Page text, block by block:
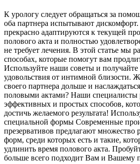
К урологу следует обращаться за
оба партнера испытывают
прекрасно адаптируются к текущей
полового акта и полностью
не требует лечения. В этой статье мы
способах, которые помогут вам
Используйте наши советы и
удовольствия от интимной близости.
своего партнера дольше и
половыми актами? Наши специалисты
эффективных и простых способов,
достичь желаемого результата!
специальной формы Современные
презервативов предлагают множество
форм, среди которых есть и такие,
удлинить время полового акта.
больше всего подходит Вам и Вашему